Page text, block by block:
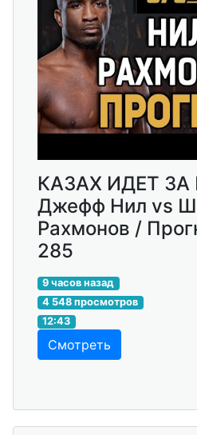
КАЗАХ ИДЕТ
Джефф Нил vs
Рахмонов /
285
9 часов назад
4 548 просмотров
12:43
Смотреть